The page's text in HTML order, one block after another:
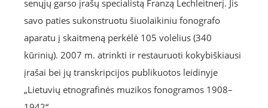
senųjų garso įrašų specialistą Franzą Lechleitnerį. Jis
savo paties sukonstruotu šiuolaikiniu fonografo
aparatu į skaitmeną perkėlė 105 volelius (340
kūrinių). 2007 m. atrinkti ir restauruoti kokybiškiausi
įrašai bei jų transkripcijos publikuotos leidinyje
„Lietuvių etnografinės muzikos fonogramos 1908–